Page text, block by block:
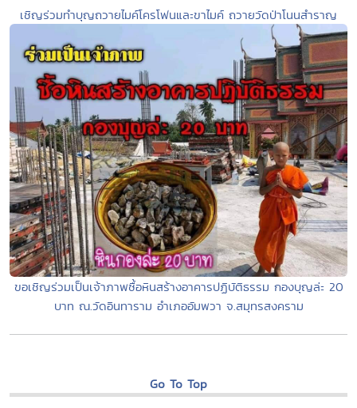
เชิญร่วมทำบุญถวายไมค์โครโฟนและขาไมค์ ถวายวัดป่าโนนสำราญ
ขอเชิญร่วมเป็นเจ้าภาพซื้อหินสร้างอาคารปฏิบัติธรรม กองบุญล่ะ 20
บาท ณ.วัดอินทาราม อำเภออัมพวา จ.สมุทรสงคราม
Go To Top